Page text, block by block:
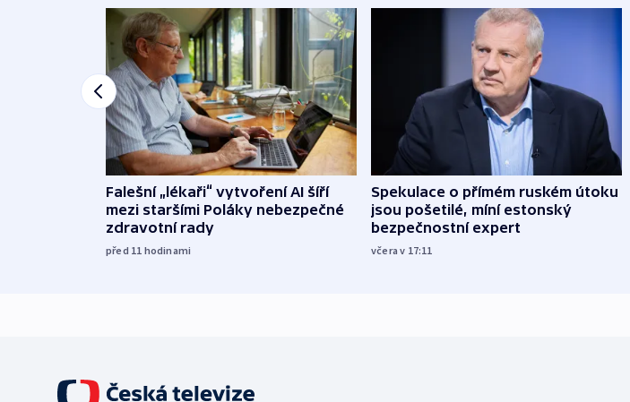
Falešní „lékaři“ vytvoření AI šíří
mezi staršími Poláky nebezpečné
zdravotní rady
před 11 hodinami
Spekulace o přímém ruském útoku
jsou pošetilé, míní estonský
bezpečnostní expert
včera v 17:11